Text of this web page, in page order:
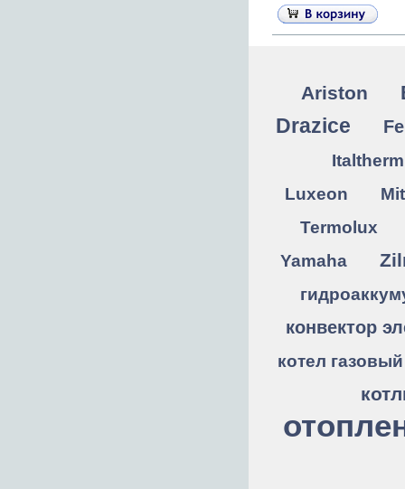
Ariston
Drazice
Italtherm
Luxeon
Termolux
Yamaha
конвектор
котел газовый